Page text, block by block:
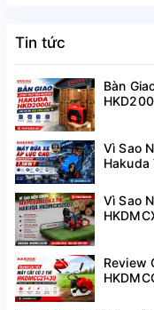
Tin tức
Bàn
Vì Sao
Hakuda
Vì Sao
Review